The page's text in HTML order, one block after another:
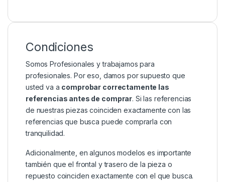
Condiciones
Somos Profesionales y trabajamos para
profesionales. Por eso, damos por supuesto que
usted va a comprobar correctamente las
referencias antes de comprar. Si las referencias
de nuestras piezas coinciden exactamente con las
referencias que busca puede comprarla con
tranquilidad.
Adicionalmente, en algunos modelos es importante
también que el frontal y trasero de la pieza o
repuesto coinciden exactamente con el que busca.